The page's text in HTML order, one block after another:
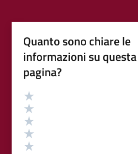
Quanto sono chiare le
informazioni su questa
pagina?
Valutazione